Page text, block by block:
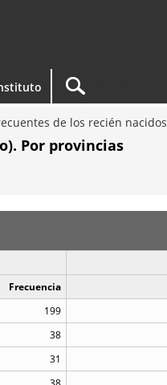
de los recién nacidos
Por provincias
Frecuencia
199
38
31